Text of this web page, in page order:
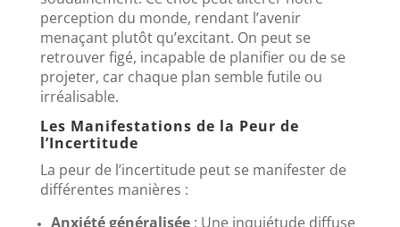
perception du monde, rendant l’avenir
menaçant plutôt qu’excitant. On peut se
retrouver figé, incapable de planifier ou de se
projeter, car chaque plan semble futile ou
irréalisable.
Les Manifestations de la Peur de
l’Incertitude
La peur de l’incertitude peut se manifester de
différentes manières :
Anxiété généralisée: Une inquiétude diffuse